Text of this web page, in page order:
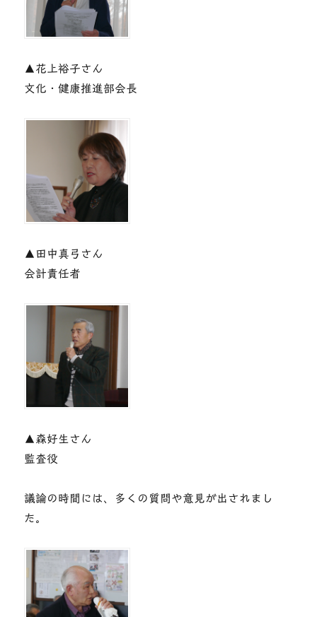
▲花上裕子さん
文化・健康推進部会長
▲田中真弓さん
会計責任者
▲森好生さん
監査役
議論の時間には、多くの質問や意見が出されまし
た。